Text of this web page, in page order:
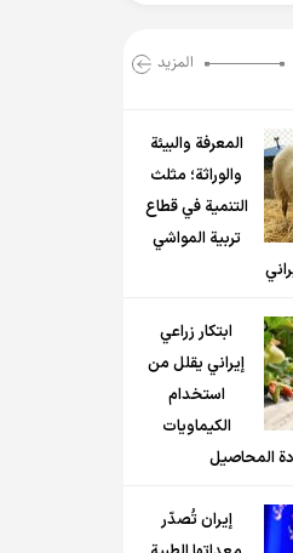
المزید
المعرفة والبيئة
والوراثة؛ مثلث
التنمية في قطاع
تربية المواشي
ابتكار زراعي
إيراني يقلل من
استخدام
الكيماويات
المحاصيل
إيران تُصدّر